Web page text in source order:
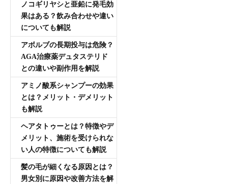
ノコギリヤシと亜鉛に発毛効
果はある？飲み合わせや違い
についても解説
アボルブの長期投与は危険？
AGA治療薬デュタステリド
との違いや副作用を解説
アミノ酸系シャンプーの効果
とは？メリット・デメリット
も解説
ヘアタトゥーとは？特徴やデ
メリット、施術を受けられな
い人の特徴についても解説
髪の毛が細くなる原因とは？
男女別に原因や改善方法を解